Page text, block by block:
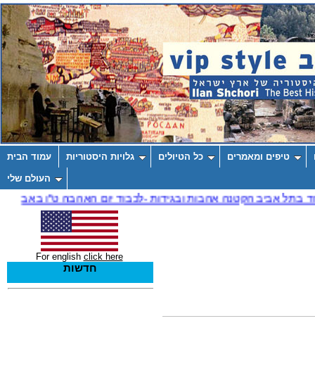
עמוד הבית גלויות היסטוריות כל הטיולים טיפים ומאמרים
העולם שלי
For english click here
חדשות